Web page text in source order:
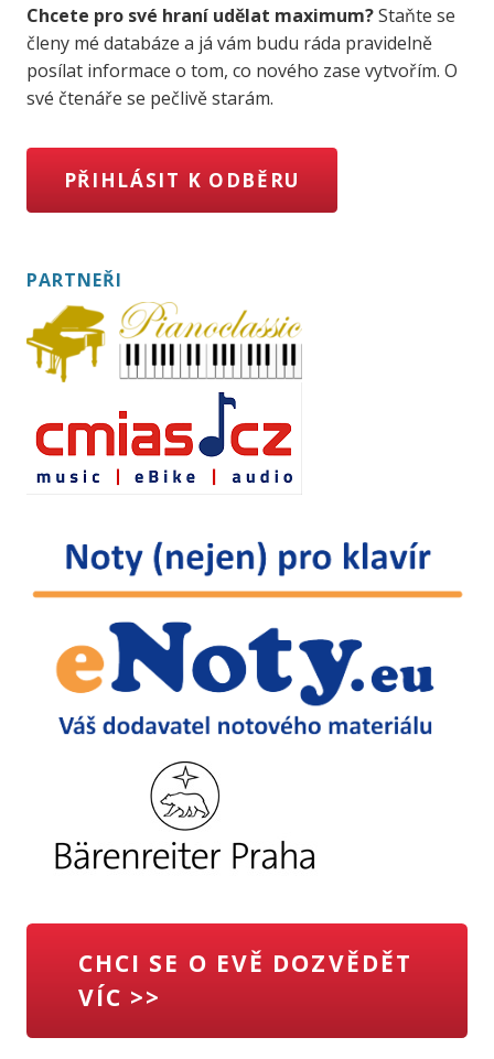
Chcete pro své hraní udělat maximum?Staňte se
členy mé databáze a já vám budu ráda pravidelně
posílat informace o tom, co nového zase vytvořím. O
své čtenáře se pečlivě starám.
PŘIHLÁSIT K ODBĚRU
PARTNEŘI
CHCI SE O EVĚ DOZVĚDĚT
VÍC >>